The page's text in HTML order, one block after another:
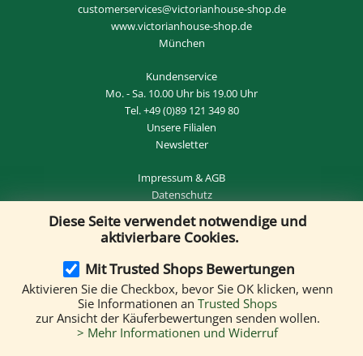
customerservices@victorianhouse-shop.de
www.victorianhouse-shop.de
München
Kundenservice
Mo. - Sa. 10.00 Uhr bis 19.00 Uhr
Tel.+49 (0)89 121 349 80
Unsere Filialen
Newsletter
Impressum &AGB
Datenschutz
Widerrufsrecht& VERTRAG WIDERRUFEN
Versand per:
Wir akzeptieren folgende Zahlungsmethoden:
Diese Seite verwendet notwendige und
aktivierbare Cookies.
Mit Trusted Shops Bewertungen
Aktivieren Sie die Checkbox, bevor Sie OK klicken, wenn
Sie Informationen an Trusted Shops
zur Ansicht der Käuferbewertungen senden wollen.
> Mehr Informationen und Widerruf